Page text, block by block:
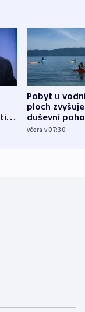
Pobyt u
ploch zvyšuje
duševní
ukázala
včera v 07:30